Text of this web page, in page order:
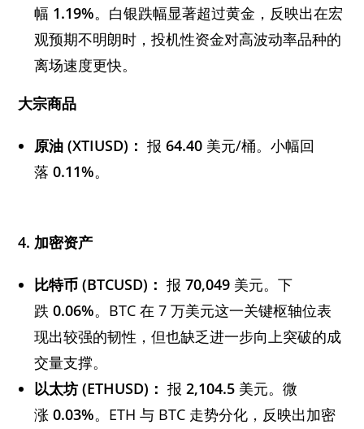
幅 1.19%。白银跌幅显著超过黄金，反映出在宏
观预期不明朗时，投机性资金对高波动率品种的
离场速度更快。
大宗商品
原油 (XTIUSD)： 报64.40 美元/桶。小幅回
落0.11%。
4. 加密资产
比特币 (BTCUSD)： 报70,049 美元。下
跌0.06%。BTC 在 7 万美元这一关键枢轴位表
现出较强的韧性，但也缺乏进一步向上突破的成
交量支撑。
以太坊 (ETHUSD)： 报2,104.5 美元。微
涨0.03%。ETH 与 BTC 走势分化，反映出加密